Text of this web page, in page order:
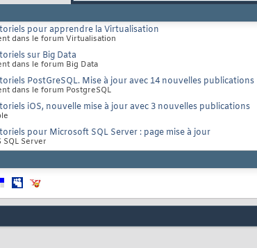
pour apprendre la Virtualisation
dans le forum Virtualisation
sur Big Data
dans le forum Big Data
PostGreSQL. Mise à jour avec 14 nouvelles publications
dans le forum PostgreSQL
iOS, nouvelle mise à jour avec 3 nouvelles publications
pour Microsoft SQL Server : page mise à jour
SQL Server